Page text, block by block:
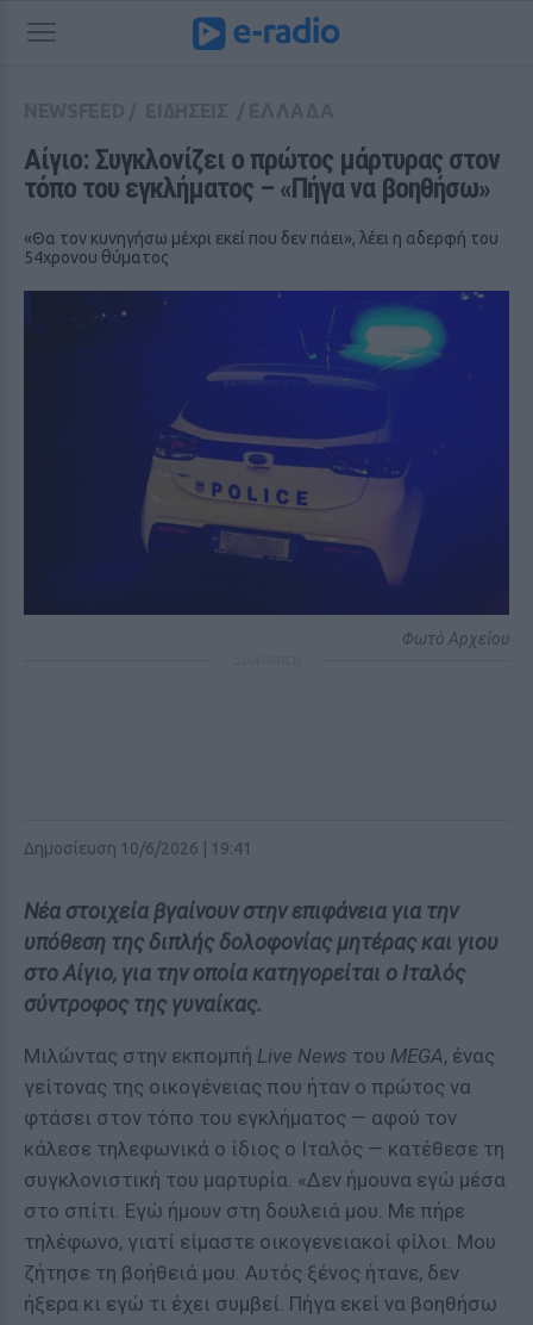
Αίγιο: Συγκλονίζει ο πρώτος μάρτυρας στον
τόπο του εγκλήματος – «Πήγα να βοηθήσω»
«Θα τον κυνηγήσω μέχρι εκεί που δεν πάει», λέει η αδερφή του
54χρονου θύματος
Φωτό Αρχείου
Δημοσίευση 10/6/2026 | 19:41
Νέα στοιχεία βγαίνουν στην επιφάνεια για την
υπόθεση της διπλής δολοφονίας μητέρας και γιου
στο Αίγιο, για την οποία κατηγορείται ο Ιταλός
σύντροφος της γυναίκας.
Μιλώντας στην εκπομπή Live News του MEGA, ένας
γείτονας της οικογένειας που ήταν ο πρώτος να
φτάσει στον τόπο του εγκλήματος — αφού τον
κάλεσε τηλεφωνικά ο ίδιος ο Ιταλός — κατέθεσε τη
συγκλονιστική του μαρτυρία. «Δεν ήμουνα εγώ μέσα
στο σπίτι. Εγώ ήμουν στη δουλειά μου. Με πήρε
τηλέφωνο, γιατί είμαστε οικογενειακοί φίλοι. Μου
ζήτησε τη βοήθειά μου. Αυτός ξένος ήτανε, δεν
ήξερα κι εγώ τι έχει συμβεί. Πήγα εκεί να βοηθήσω